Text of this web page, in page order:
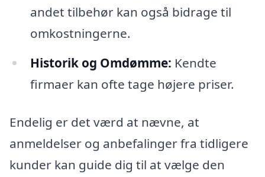
andet tilbehør kan også bidrage til
omkostningerne.
Historik og Omdømme: Kendte
firmaer kan ofte tage højere priser.
Endelig er det værd at nævne, at
anmeldelser og anbefalinger fra tidligere
kunder kan guide dig til at vælge den